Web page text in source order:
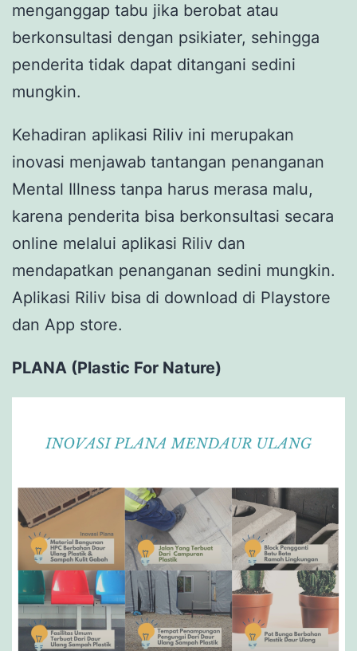
menganggap tabu jika berobat atau
berkonsultasi dengan psikiater, sehingga
penderita tidak dapat ditangani sedini
mungkin.
Kehadiran aplikasi Riliv ini merupakan
inovasi menjawab tantangan penanganan
Mental Illness tanpa harus merasa malu,
karena penderita bisa berkonsultasi secara
online melalui aplikasi Riliv dan
mendapatkan penanganan sedini mungkin.
Aplikasi Riliv bisa di download di Playstore
dan App store.
PLANA (Plastic For Nature)